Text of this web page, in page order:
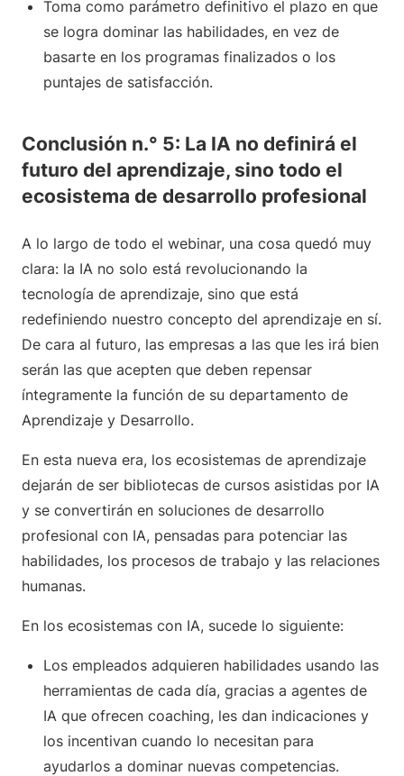
Toma como parámetro definitivo el plazo en que
se logra dominar las habilidades, en vez de
basarte en los programas finalizados o los
puntajes de satisfacción.
Conclusión n.° 5: La IA no definirá el
futuro del aprendizaje, sino todo el
ecosistema de desarrollo profesional
A lo largo de todo el webinar, una cosa quedó muy
clara: la IA no solo está revolucionando la
tecnología de aprendizaje, sino que está
redefiniendo nuestro concepto del aprendizaje en sí.
De cara al futuro, las empresas a las que les irá bien
serán las que acepten que deben repensar
íntegramente la función de su departamento de
Aprendizaje y Desarrollo.
En esta nueva era, los ecosistemas de aprendizaje
dejarán de ser bibliotecas de cursos asistidas por IA
y se convertirán en soluciones de desarrollo
profesional con IA, pensadas para potenciar las
habilidades, los procesos de trabajo y las relaciones
humanas.
En los ecosistemas con IA, sucede lo siguiente:
Los empleados adquieren habilidades usando las
herramientas de cada día, gracias a agentes de
IA que ofrecen coaching, les dan indicaciones y
los incentivan cuando lo necesitan para
ayudarlos a dominar nuevas competencias.